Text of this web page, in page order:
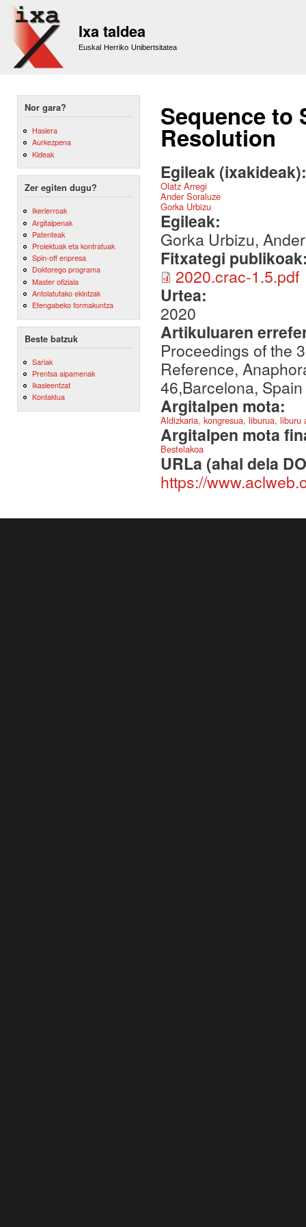
Ixa taldea
Euskal Herriko Unibertsitatea
Nor gara?
Hasiera
Aurkezpena
Kideak
Zer egiten dugu?
Ikerlerroak
Argitalpenak
Patenteak
Proiektuak eta kontratuak
Spin-off enpresa
Doktorego programa
Master ofiziala
Antolatutako ekintzak
Etengabeko formakuntza
Beste batzuk
Sariak
Prentsa aipamenak
Ikasleentzat
Kontaktua
Sequence to
Resolution
Egileak
Olatz Arregi
Ander Soraluze
Gorka Urbizu
Egileak:
Gorka Urbizu,
Fitxategi
2020.crac-1.5.pdf
Urtea:
2020
Artikuluaren
Proceedings of the
Reference,
46,Barcelona,
Argitalpen mota:
Aldizkaria, kongresua, liburua,
Argitalpen mota
Bestelakoa
URLa (ahal dela
https://